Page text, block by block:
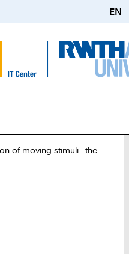
EN
of moving stimuli : the